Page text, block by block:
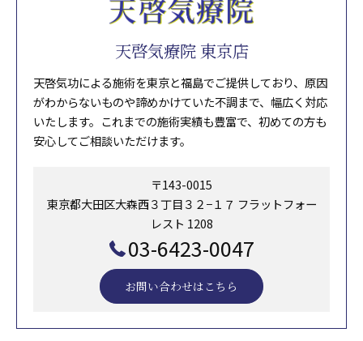
天啓気療院 東京店
天啓気功による施術を東京と福島でご提供しており、原因
がわからないものや諦めかけていた不調まで、幅広く対応
いたします。これまでの施術実績も豊富で、初めての方も
安心してご相談いただけます。
〒143-0015
東京都大田区大森西３丁目３２−１７ フラットフォー
レスト 1208
03-6423-0047
お問い合わせはこちら